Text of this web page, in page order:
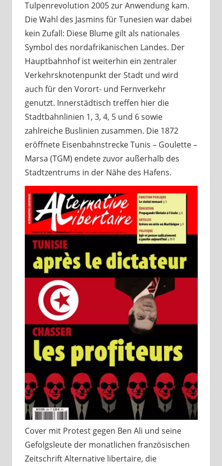
Tulpenrevolution 2005 zur Anwendung kam.
Die Wahl des Jasmins für Tunesien war dabei
kein Zufall: Diese Blume gilt als nationales
Symbol des nordafrikanischen Landes. Der
Hauptbahnhof ist weiterhin ein zentraler
Verkehrsknotenpunkt der Stadt und wird
auch für den Vorort- und Fernverkehr
genutzt. Innerstädtisch treffen hier die
Stadtbahnlinien 1, 3, 4, 5 und 6 sowie
zahlreiche Buslinien zusammen. Die 1872
eröffnete Eisenbahnstrecke Tunis – Goulette –
Marsa (TGM) endete zuvor außerhalb des
Stadtzentrums in der Nähe des Hafens.
Cover mit Protest gegen Ben Ali und seine
Gefolgsleute der monatlichen französischen
Zeitschrift Alternative libertaire, die